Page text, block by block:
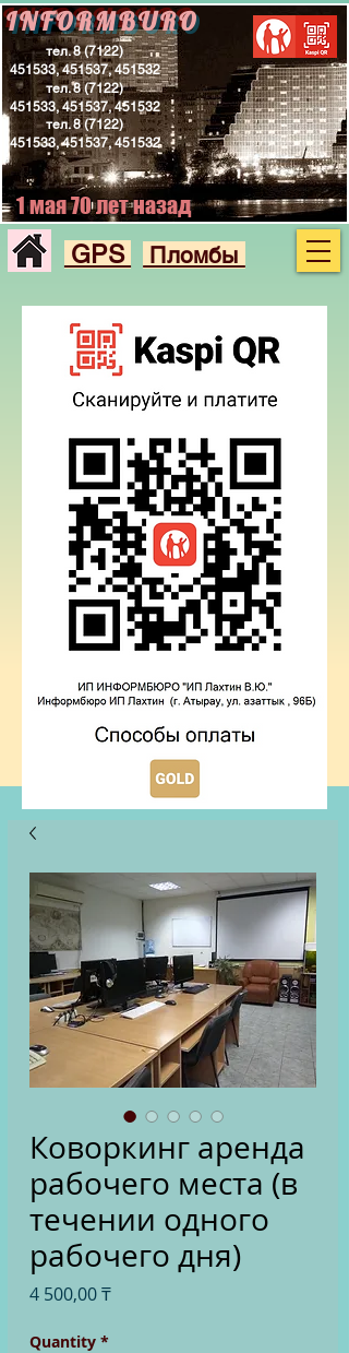
INFORMBURO
тел.8 (7122)
451533, 451537, 451532
тел.8 (7122)
451533, 451537, 451532
тел.8 (7122)
451533, 451537, 451532
GPS Пломбы
1 мая 70 лет назад
Коворкинг аренда
рабочего места (в
течении одного
рабочего дня)
4 500,00 ₸Price
Quantity *